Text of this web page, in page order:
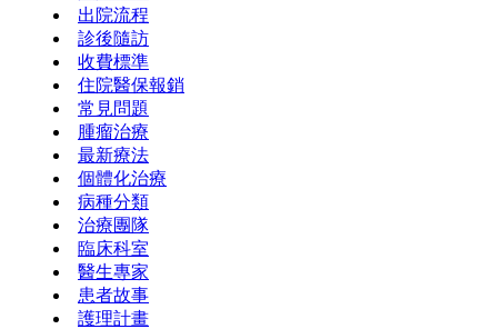
出院流程
診後隨訪
收費標準
住院醫保報銷
常見問題
腫瘤治療
最新療法
個體化治療
病種分類
治療團隊
臨床科室
醫生專家
患者故事
護理計畫